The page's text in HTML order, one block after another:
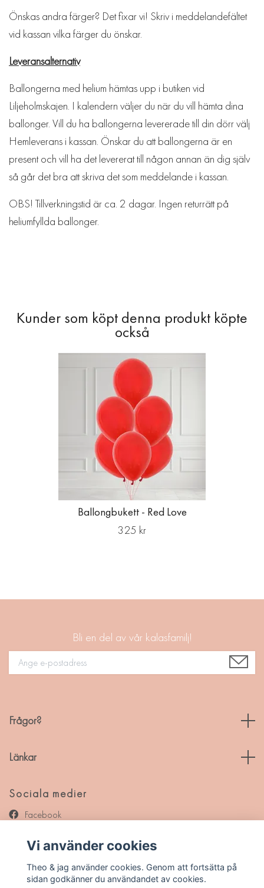
Önskas andra färger? Det fixar vi! Skriv i meddelandefältet
vid kassan vilka färger du önskar.
Leveransalternativ
Ballongerna med helium hämtas upp i butiken vid
Liljeholmskajen. I kalendern väljer du när du vill hämta dina
ballonger. Vill du ha ballongerna levererade till din dörr välj
Hemleverans i kassan. Önskar du att ballongerna är en
present och vill ha det levererat till någon annan än dig själv
så går det bra att skriva det som meddelande i kassan.
OBS! Tillverkningstid är ca. 2 dagar. Ingen returrätt på
heliumfyllda ballonger.
Ballongbukett - Red Love
325 kr
Bli en del av vår kalasfamilj!
Frågor?
Länkar
Sociala medier
Facebook
Pinterest
Vi använder cookies
Theo & jag använder cookies. Genom att fortsätta på
sidan godkänner du användandet av cookies.